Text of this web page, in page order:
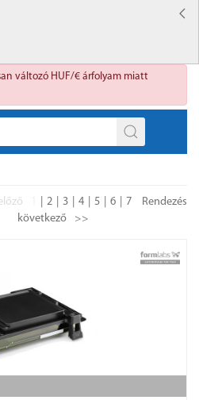
változó HUF/€ árfolyam miatt
2 3 4 5 6
7
következő
>>
Rendezés